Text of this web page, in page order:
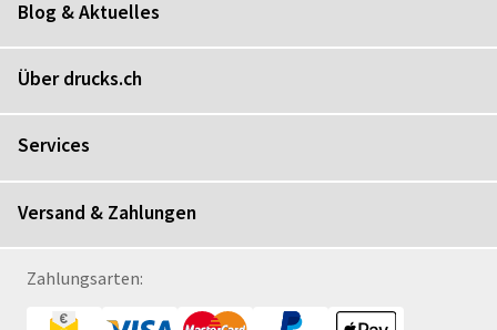
Blog & Aktuelles
Über drucks.ch
Services
Versand & Zahlungen
Zahlungsarten: